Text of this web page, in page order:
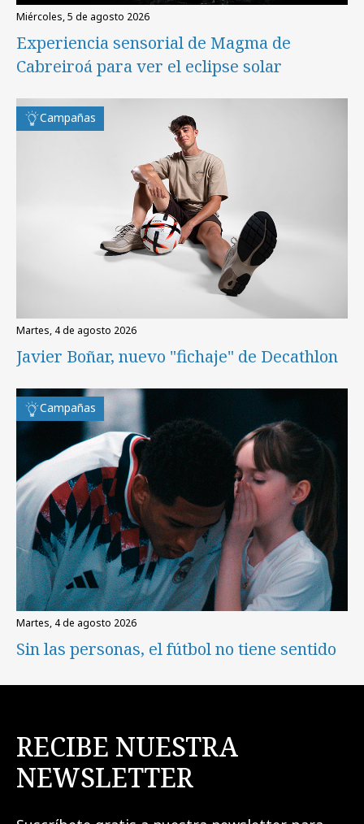
miércoles, 5 de agosto 2026
Experiencia sensorial de Magma de
Cabreiroá para ver el eclipse solar
Campañas
martes, 4 de agosto 2026
Javier Boñar, nuevo "fichaje" de Decathlon
Campañas
martes, 4 de agosto 2026
Sin las personas, el fútbol no tiene sentido
RECIBE NUESTRA
NEWSLETTER